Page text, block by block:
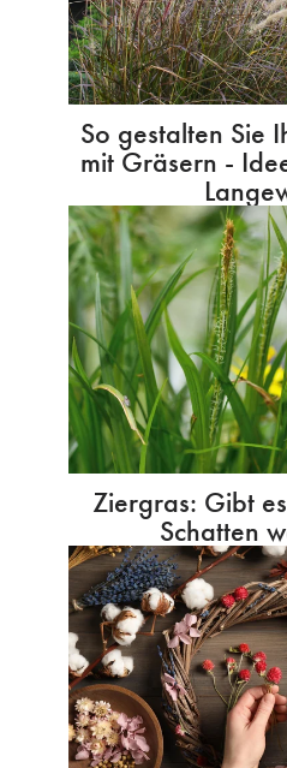
So gestalten Sie
mit Gräsern -
Ziergras: Gibt
Schatten